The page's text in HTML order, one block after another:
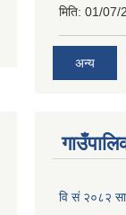
मिति: 01/07/
अन्य
वि सं २०८२